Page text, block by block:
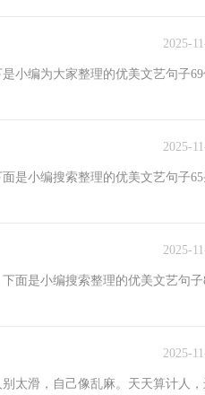
2025-
小编为大家整理的优美文艺句子69
2025-
是小编搜索整理的优美文艺句子65
2025-
面是小编搜索整理的优美文艺句子
2025-
太滑，自己像乱麻。天天算计人，